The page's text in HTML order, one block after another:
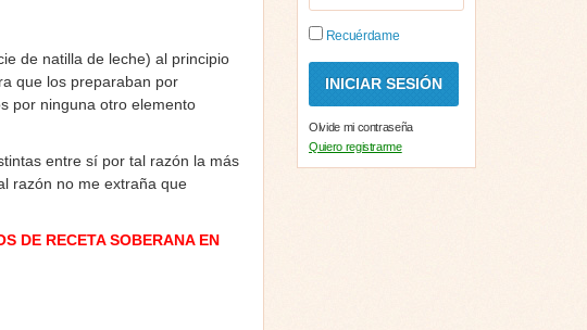
de natilla de leche) al principio
que los preparaban por
por ninguna otro elemento
entre sí por tal razón la más
razón no me extraña que
DE RECETA SOBERANA EN
Recuérdame
Olvide mi contraseña
Quiero registrarme